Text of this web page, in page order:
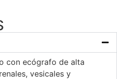
con ecógrafo de alta
vesicales y